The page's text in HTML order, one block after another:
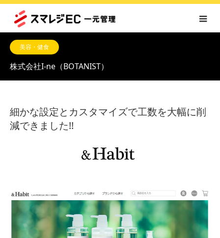
美容・健食
株式会社I-ne （BOTANIST）
細かな設定とカスタマイズで工数を大幅に削
減できました!!